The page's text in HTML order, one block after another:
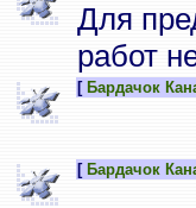
Для
работ
[ Бардачок
[ Бардачок